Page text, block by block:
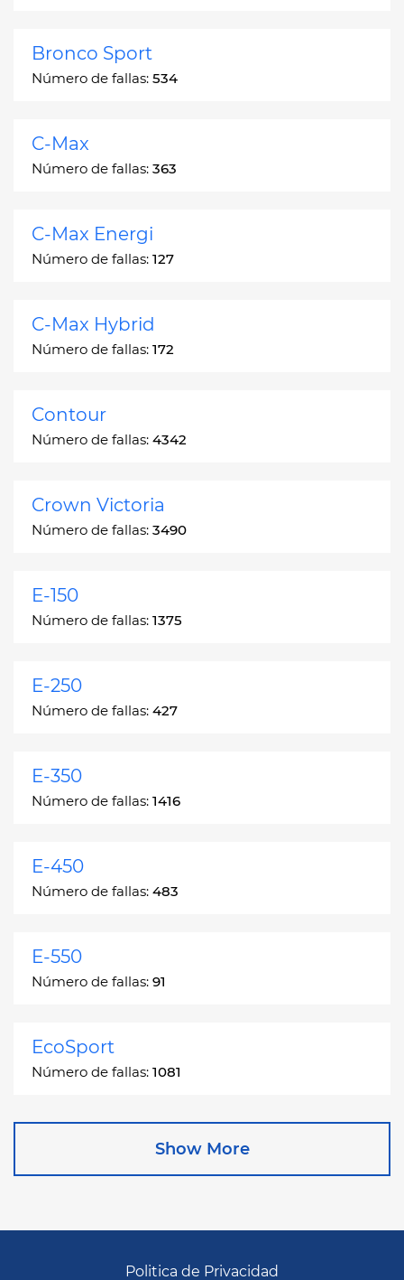
Bronco Sport
Número de fallas: 534
C-Max
Número de fallas: 363
C-Max Energi
Número de fallas: 127
C-Max Hybrid
Número de fallas: 172
Contour
Número de fallas: 4342
Crown Victoria
Número de fallas: 3490
E-150
Número de fallas: 1375
E-250
Número de fallas: 427
E-350
Número de fallas: 1416
E-450
Número de fallas: 483
E-550
Número de fallas: 91
EcoSport
Número de fallas: 1081
Escape
Show More
Politica de Privacidad